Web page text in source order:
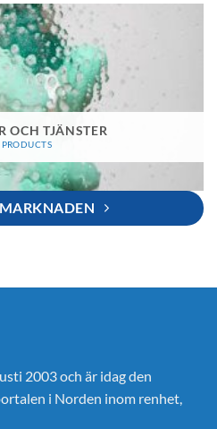
OCH TJÄNSTER
2003 och är idag den
i Norden inom renhet,